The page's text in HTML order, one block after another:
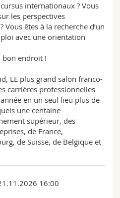
internationaux ? Vous
les perspectives
Vous êtes à la recherche d’un
avec une orientation
bon endroit !
LE plus grand salon franco-
carrières professionnelles
en un seul lieu plus de
une centaine
supérieur, des
de France,
de Suisse, de Belgique et
16:00